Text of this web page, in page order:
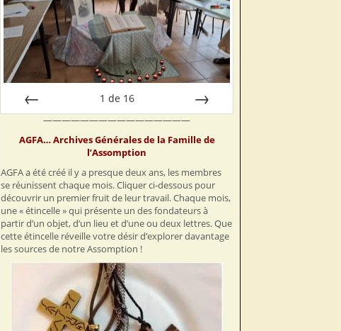
1 de 16
————————————————
AGFA… Archives Générales de la Famille de
l’Assomption
AGFA a été créé il y a presque deux ans, les membres
se réunissent chaque mois. Cliquer ci-dessous pour
découvrir un premier fruit de leur travail. Chaque mois,
une « étincelle » qui présente un des fondateurs à
partir d’un objet, d’un lieu et d’une ou deux lettres. Que
cette étincelle réveille votre désir d’explorer davantage
les sources de notre Assomption !